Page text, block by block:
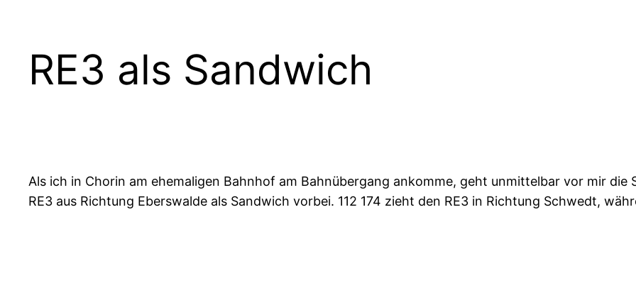
RE3 als Sandwich
Als ich in Chorin am ehemaligen Bahnhof am Bahnübergang ankomme, geht unmittelbar vor mir
RE3 aus Richtung Eberswalde als Sandwich vorbei. 112 174 zieht den RE3 in Richtung Schwedt,